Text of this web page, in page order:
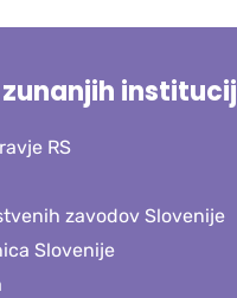
institucij
RS
zavodov Slovenije
Slovenije